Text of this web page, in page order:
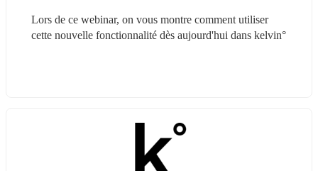
Lors de ce webinar, on vous montre comment utiliser
cette nouvelle fonctionnalité dès aujourd'hui dans kelvin°